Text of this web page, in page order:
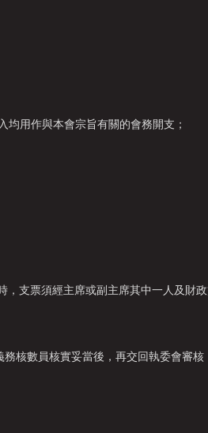
均用作與本會宗旨有關的會務開支；
，支票須經主席或副主席其中一人及財
務核數員核實妥當後，再交回執委會審核